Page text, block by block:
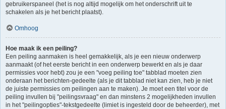
gebruikerspaneel (het is nog altijd mogelijk om het onderschrift uit te
schakelen als je het bericht plaatst).
Omhoog
Hoe maak ik een peiling?
Een peiling aanmaken is heel gemakkelijk, als je een nieuw onderwerp
aanmaakt (of het eerste bericht in een onderwerp bewerkt en als je daar
permissies voor hebt) zou je een "voeg peiling toe" tabblad moeten zien
onderaan het berichten-gedeelte (als je dit tabblad niet kan zien, heb je niet
de juiste permissies om peilingen aan te maken). Je moet een titel voor de
peiling invullen bij "peilingsvraag" en dan minstens 2 mogelijkheden invullen
in het "peilingopties"-tekstgedeelte (limiet is ingesteld door de beheerder), met